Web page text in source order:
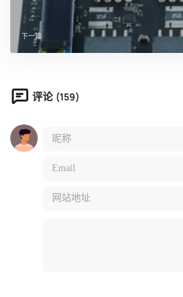
下一篇
评论 (159)